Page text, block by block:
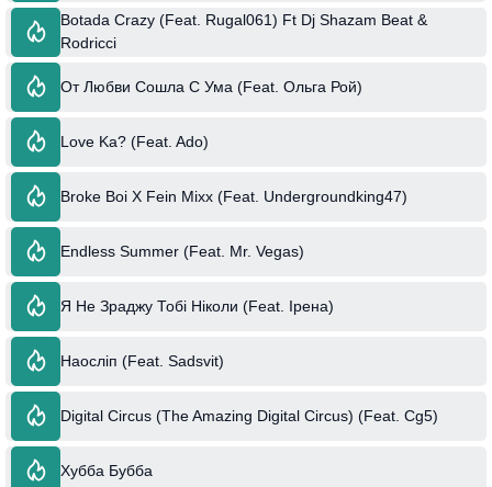
Botada Crazy (Feat. Rugal061) Ft Dj Shazam Beat &
Rodricci
От Любви Сошла С Ума (Feat. Ольга Рой)
Love Ka? (Feat. Ado)
Broke Boi X Fein Mixx (Feat. Undergroundking47)
Endless Summer (Feat. Mr. Vegas)
Я Не Зраджу Тобі Ніколи (Feat. Ірена)
Наосліп (Feat. Sadsvit)
Digital Circus (The Amazing Digital Circus) (Feat. Cg5)
Хубба Бубба